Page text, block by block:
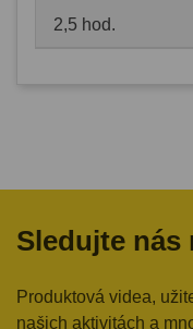
2,5 hod.
Sledujte nás
Produktová videa,
našich aktivitách a